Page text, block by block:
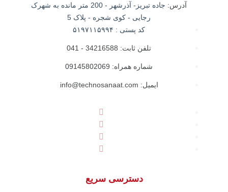
آدرس:
جاده تبریز- آذرشهر - 200 متر مانده به شهرک
رجایی - کوی شجره - پلاک 5
کد پستی : ۵۱۹۷۱۱۵۹۹۴
تلفن ثابت: 34216588 - 041
شماره همراه: 09145802069
ایمیل: info@technosanaat.com
دسترسی سریع